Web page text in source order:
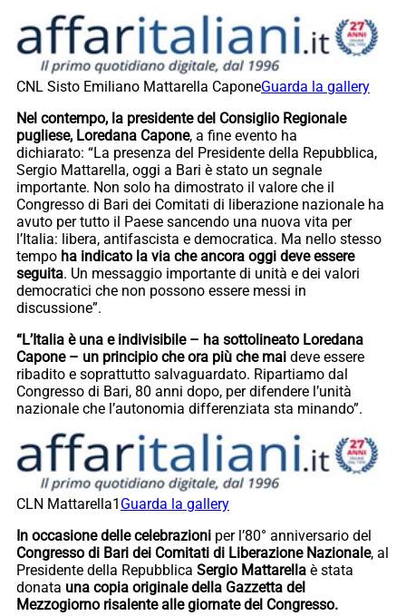
CNL Sisto Emiliano Mattarella CaponeGuarda la gallery
Nel contempo, la presidente del Consiglio Regionale
pugliese, Loredana Capone, a fine evento ha
dichiarato: “La presenza del Presidente della Repubblica,
Sergio Mattarella, oggi a Bari è stato un segnale
importante. Non solo ha dimostrato il valore che il
Congresso di Bari dei Comitati di liberazione nazionale ha
avuto per tutto il Paese sancendo una nuova vita per
l’Italia: libera, antifascista e democratica. Ma nello stesso
tempo ha indicato la via che ancora oggi deve essere
seguita. Un messaggio importante di unità e dei valori
democratici che non possono essere messi in
discussione”.
“L’Italia è una e indivisibile – ha sottolineato Loredana
Capone – un principio che ora più che mai deve essere
ribadito e soprattutto salvaguardato. Ripartiamo dal
Congresso di Bari, 80 anni dopo, per difendere l’unità
nazionale che l’autonomia differenziata sta minando”.
CLN Mattarella1 Guarda la gallery
In occasione delle celebrazioni per l’80° anniversario del
Congresso di Bari dei Comitati di Liberazione Nazionale, al
Presidente della Repubblica Sergio Mattarella è stata
donata una copia originale della Gazzetta del
Mezzogiorno risalente alle giornate del Congresso.